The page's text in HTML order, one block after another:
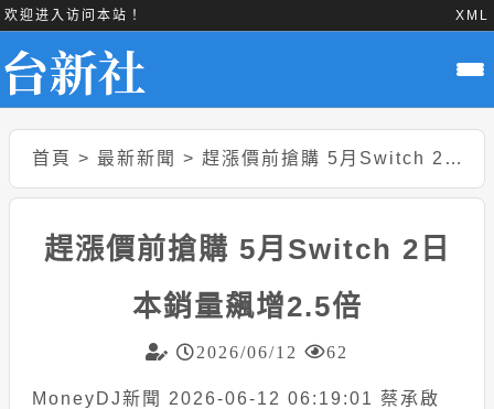
欢迎进入访问本站！ XML
首頁 > 最新新聞 > 趕漲價前搶購 5月Switch 2日本銷量飆增2.5倍
趕漲價前搶購 5月Switch 2日
本銷量飆增2.5倍
2026/06/12 62
MoneyDJ新聞 2026-06-12 06:19:01 蔡承啟